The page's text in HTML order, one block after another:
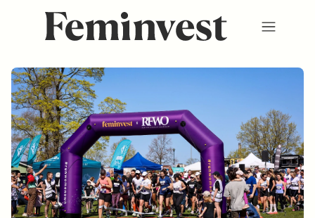
Membership
Ventures
Events
HUB
About us